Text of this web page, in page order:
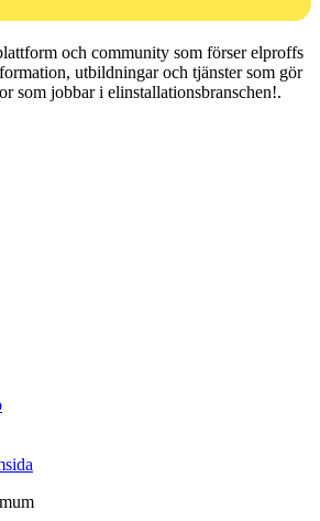
och community som förser elproffs
utbildningar och tjänster som gör
som jobbar i elinstallationsbranschen!.